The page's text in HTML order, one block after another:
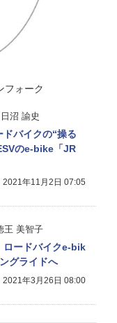
フォーク
日沼 諭史
バイクの“操る
のe-bike「JR
2021年11月2日 07:05
王 美智子
ロードバイクe-bik
グライドへ
2021年3月26日 08:00